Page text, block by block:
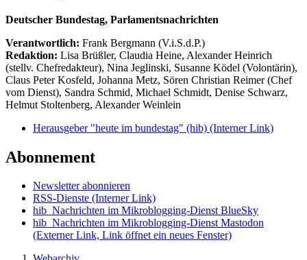
Deutscher Bundestag, Parlamentsnachrichten
Verantwortlich: Frank Bergmann (V.i.S.d.P.)
Redaktion: Lisa Brüßler, Claudia Heine, Alexander Heinrich
(stellv. Chefredakteur), Nina Jeglinski, Susanne Ködel (Volontärin),
Claus Peter Kosfeld, Johanna Metz, Sören Christian Reimer (Chef
vom Dienst), Sandra Schmid, Michael Schmidt, Denise Schwarz,
Helmut Stoltenberg, Alexander Weinlein
Herausgeber "heute im bundestag" (hib) (Interner Link)
Abonnement
Newsletter abonnieren
RSS-Dienste (Interner Link)
hib_Nachrichten im Mikroblogging-Dienst BlueSky
hib_Nachrichten im Mikroblogging-Dienst Mastodon
(Externer Link, Link öffnet ein neues Fenster)